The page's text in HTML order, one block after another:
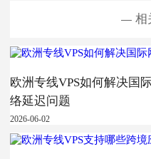
相
欧洲专线VPS如何解决国
络延迟问题
2026-06-02